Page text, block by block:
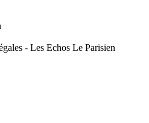
- Les Echos Le Parisien